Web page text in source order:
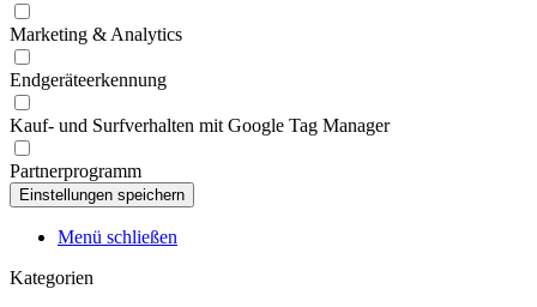
Marketing & Analytics
Endgeräteerkennung
Kauf- und Surfverhalten mit Google Tag Manager
Partnerprogramm
Menü schließen
Kategorien